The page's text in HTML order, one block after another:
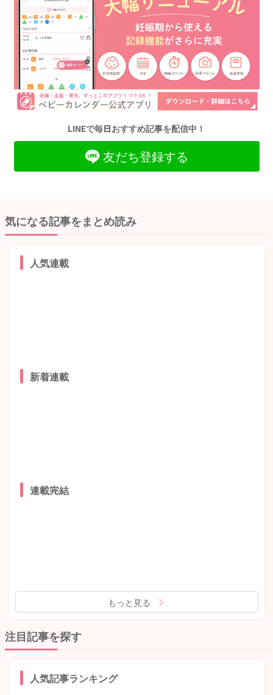
LINEで毎日おすすめ記事を配信中！
友だち登録する
気になる記事をまとめ読み
人気連載
新着連載
連載完結
もっと見る
注目記事を探す
人気記事ランキング